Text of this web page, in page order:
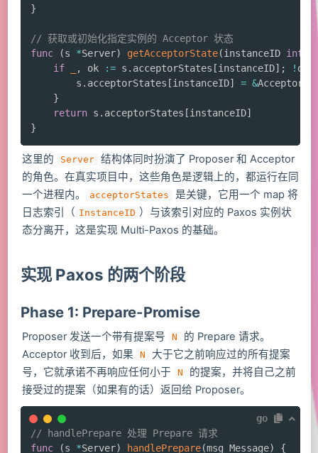
}
// 获取或初始化指定实例的 Acceptor 状态
func
(s *Server) getAcceptorState(instanceID int
if
, ok := s . acceptorStates [instanceID] ; ! ok
		s
. acceptorStates [instanceID] = &
}
return s . acceptorStates [instanceID]
}
这里的 Server
结构体同时扮演了 Proposer 和 Acceptor
的角色。在真实项目中，这些角色是逻辑上的，都运行在同
一个进程内。
acceptorStates
是关键，它用一个 map 将
日志索引（ InstanceID ）与该索引对应的 Paxos 实例状
态分离开，这是实现 Multi-Paxos 的基础。
实现 Paxos 的两个阶段
Phase 1: Prepare-Promise
Proposer 发送一个带有提案号 N
的 Prepare 请求。
Acceptor 收到后，如果
N
大于它之前响应过的所有提案
号，它就承诺不再响应任何小于
N
的提案，并将自己之前
接受过的提案（如果有的话）返回给 Proposer。
go
// handlePrepare 处理 Prepare 请求
func
(s *Server) handlePrepare(msg Message)
{